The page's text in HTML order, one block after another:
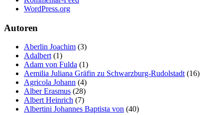
WordPress.org
Autoren
Aberlin Joachim (3)
Adalbert (1)
Adam von Fulda (1)
Aemilia Juliana Gräfin zu Schwarzburg-Rudolstadt (16)
Agricola Johann (4)
Alber Erasmus (28)
Albert Heinrich (7)
Albertini Johannes Baptista von (40)